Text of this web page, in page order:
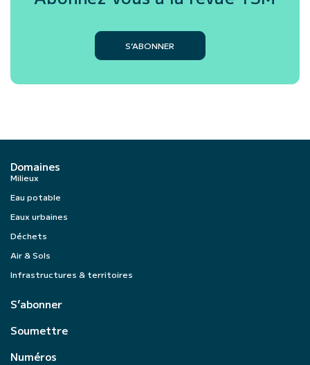
S’ABONNER
Domaines
Milieux
Eau potable
Eaux urbaines
Déchets
Air & Sols
Infrastructures & territoires
S’abonner
Soumettre
Numéros